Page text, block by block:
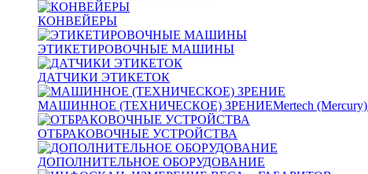
КОНВЕЙЕРЫ
ЭТИКЕТИРОВОЧНЫЕ МАШИНЫ
ДАТЧИКИ ЭТИКЕТОК
МАШИННОЕ (ТЕХНИЧЕСКОЕ) ЗРЕНИЕMertech (Mercury)
ОТБРАКОВОЧНЫЕ УСТРОЙСТВА
ДОПОЛНИТЕЛЬНОЕ ОБОРУДОВАНИЕ